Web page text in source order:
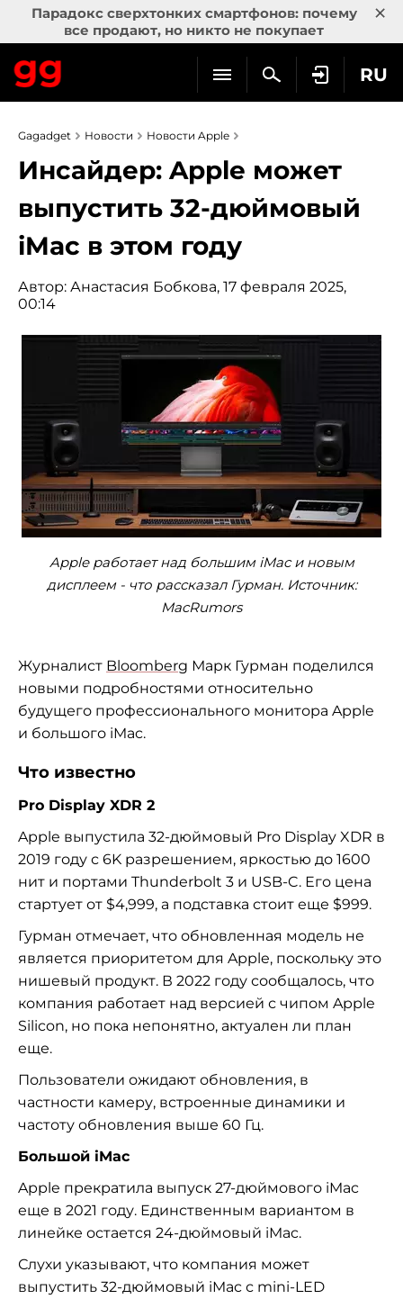
Парадокс сверхтонких смартфонов: почему
все продают, но никто не покупает
×
RU
Gagadget Новости Новости Apple
Инсайдер: Apple может
выпустить 32-дюймовый
iMac в этом году
Автор: Анастасия Бобкова, 17 февраля 2025,
00:14
Apple работает над большим iMac и новым
дисплеем - что рассказал Гурман. Источник:
MacRumors
Журналист Bloomberg Марк Гурман поделился
новыми подробностями относительно
будущего профессионального монитора Apple
и большого iMac.
Что известно
Pro Display XDR 2
Apple выпустила 32-дюймовый Pro Display XDR в
2019 году с 6K разрешением, яркостью до 1600
нит и портами Thunderbolt 3 и USB-C. Его цена
стартует от $4,999, а подставка стоит еще $999.
Гурман отмечает, что обновленная модель не
является приоритетом для Apple, поскольку это
нишевый продукт. В 2022 году сообщалось, что
компания работает над версией с чипом Apple
Silicon, но пока непонятно, актуален ли план
еще.
Пользователи ожидают обновления, в
частности камеру, встроенные динамики и
частоту обновления выше 60 Гц.
Большой iMac
Apple прекратила выпуск 27-дюймового iMac
еще в 2021 году. Единственным вариантом в
линейке остается 24-дюймовый iMac.
Слухи указывают, что компания может
выпустить 32-дюймовый iMac с mini-LED